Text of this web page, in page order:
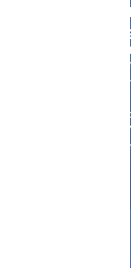
Un
stable et
Une formation
besoins du
Des stages pour
Une pédagogie
apprendre à son
Un Titre
Nos